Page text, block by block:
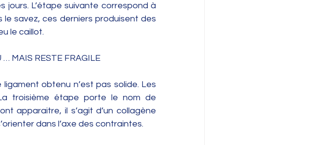
jours. L’étape suivante correspond à
le savez, ces derniers produisent des
le caillot.
MAIS RESTE FRAGILE
obtenu n’est pas solide. Les
troisième étape porte le nom de
apparaitre, il s’agit d’un collagène
dans l’axe des contraintes.